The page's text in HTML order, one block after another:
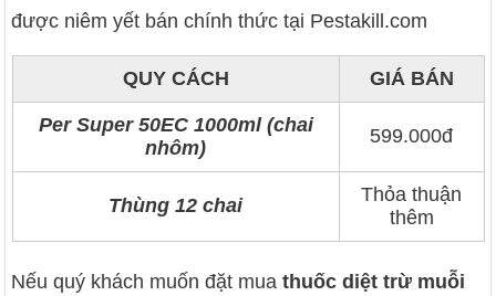
được niêm yết bán chính thức tại Pestakill.com
QUY CÁCH GIÁ BÁN
Per Super 50EC 1000ml (chai
nhôm)
599.000đ
Thùng 12 chai
Thỏa thuận
thêm
Nếu quý khách muốn đặt muathuốc diệt trừ muỗi